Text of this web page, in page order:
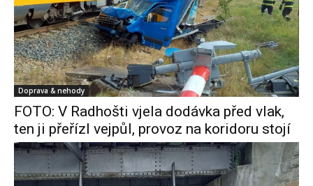
Doprava & nehody
FOTO: V Radhošti vjela dodávka před vlak,
ten ji přeřízl vejpůl, provoz na koridoru stojí